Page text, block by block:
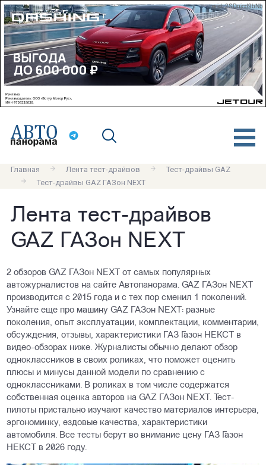
erid: 2SDnjcd9bNb
Главная Лента тест-драйвов
Тест-драйвы GAZ
Тест-драйвы GAZ ГАЗон NEXT
Лента тест-драйвов
GAZ ГАЗон NEXT
2 обзоров GAZ ГАЗон NEXT от самых популярных
автожурналистов на сайте Автопанорама. GAZ ГАЗон NEXT
производится с 2015 года и с тех пор сменил 1 поколений.
Узнайте еще про машину GAZ ГАЗон NEXT: разные
поколения, опыт эксплуатации, комплектации, комментарии,
обсуждения, отзывы, характеристики ГАЗ Газон НЕКСТ в
видео-обзорах ниже. Журналисты обычно делают обзор
одноклассников в своих роликах, что поможет оценить
плюсы и минусы данной модели по сравнению с
одноклассниками. В роликах в том числе содержатся
собственная оценка авторов на GAZ ГАЗон NEXT. Тест-
пилоты пристально изучают качество материалов интерьера,
эргономинку, ездовые качества, характеристики
автомобиля. Все тесты берут во внимание цену ГАЗ Газон
НЕКСТ в 2026 году.